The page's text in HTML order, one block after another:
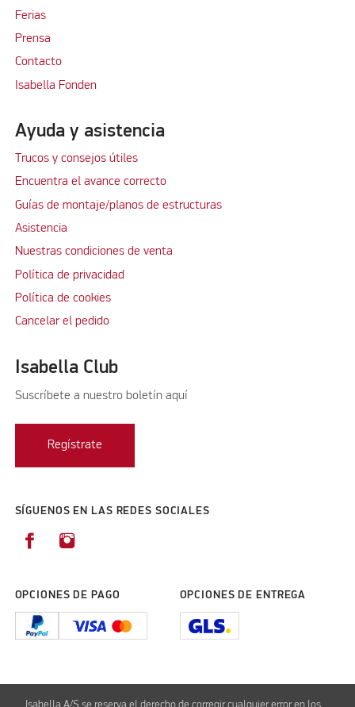
Ferias
Prensa
Contacto
Isabella Fonden
Ayuda y asistencia
Trucos y consejos útiles
Encuentra el avance correcto
Guías de montaje/planos de estructuras
Asistencia
Nuestras condiciones de venta
Política de privacidad
Política de cookies
Cancelar el pedido
Isabella Club
Suscríbete a nuestro boletín aquí
Regístrate
SÍGUENOS EN LAS REDES SOCIALES
OPCIONES DE PAGO OPCIONES DE ENTREGA
Isabella A/S se reserva el derecho de corregir cualquier error en los